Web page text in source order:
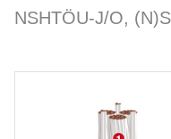
CAVI
NSHTÖU-J/O,